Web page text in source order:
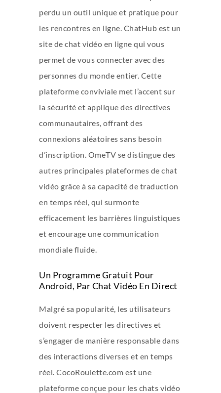
perdu un outil unique et pratique pour
les rencontres en ligne. ChatHub est un
site de chat vidéo en ligne qui vous
permet de vous connecter avec des
personnes du monde entier. Cette
plateforme conviviale met l’accent sur
la sécurité et applique des directives
communautaires, offrant des
connexions aléatoires sans besoin
d’inscription. OmeTV se distingue des
autres principales plateformes de chat
vidéo grâce à sa capacité de traduction
en temps réel, qui surmonte
efficacement les barrières linguistiques
et encourage une communication
mondiale fluide.
Un Programme Gratuit Pour
Android, Par Chat Vidéo En Direct
Malgré sa popularité, les utilisateurs
doivent respecter les directives et
s’engager de manière responsable dans
des interactions diverses et en temps
réel. CocoRoulette.com est une
plateforme conçue pour les chats vidéo